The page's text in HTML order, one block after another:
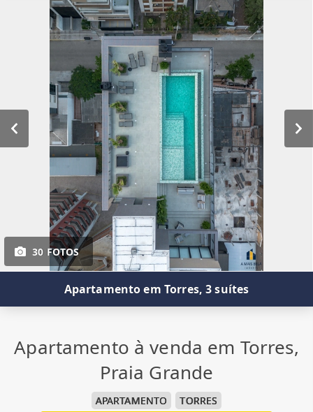
30 FOTOS
Apartamento em Torres, 3 suítes
Apartamento à venda em Torres,
Praia Grande
APARTAMENTO
TORRES